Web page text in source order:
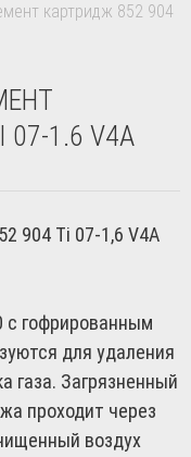
картридж 852 904
1.6 V4A
904 Ti 07-1,6 V4A
с гофрированным
для удаления
газа. Загрязненный
проходит через
воздух